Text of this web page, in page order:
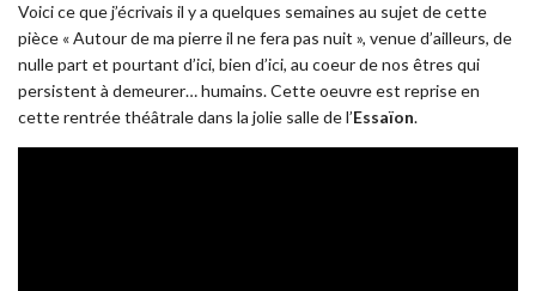
Voici ce que j’écrivais il y a quelques semaines au sujet de cette
pièce « Autour de ma pierre il ne fera pas nuit », venue d’ailleurs, de
nulle part et pourtant d’ici, bien d’ici, au coeur de nos êtres qui
persistent à demeurer… humains. Cette oeuvre est reprise en
cette rentrée théâtrale dans la jolie salle de l’Essaïon.